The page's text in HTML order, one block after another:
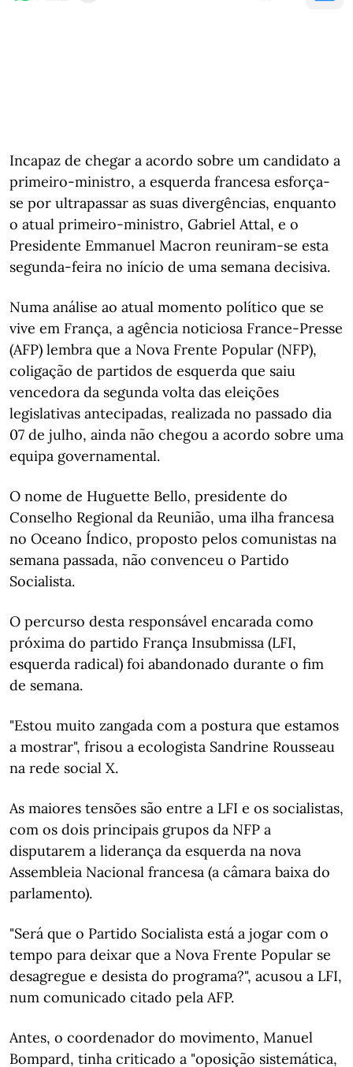
Incapaz de chegar a acordo sobre um candidato a
primeiro-ministro, a esquerda francesa esforça-
se por ultrapassar as suas divergências, enquanto
o atual primeiro-ministro, Gabriel Attal, e o
Presidente Emmanuel Macron reuniram-se esta
segunda-feira no início de uma semana decisiva.
Numa análise ao atual momento político que se
vive em França, a agência noticiosa France-Presse
(AFP) lembra que a Nova Frente Popular (NFP),
coligação de partidos de esquerda que saiu
vencedora da segunda volta das eleições
legislativas antecipadas, realizada no passado dia
07 de julho, ainda não chegou a acordo sobre uma
equipa governamental.
O nome de Huguette Bello, presidente do
Conselho Regional da Reunião, uma ilha francesa
no Oceano Índico, proposto pelos comunistas na
semana passada, não convenceu o Partido
Socialista.
O percurso desta responsável encarada como
próxima do partido França Insubmissa (LFI,
esquerda radical) foi abandonado durante o fim
de semana.
"Estou muito zangada com a postura que estamos
a mostrar", frisou a ecologista Sandrine Rousseau
na rede social X.
As maiores tensões são entre a LFI e os socialistas,
com os dois principais grupos da NFP a
disputarem a liderança da esquerda na nova
Assembleia Nacional francesa (a câmara baixa do
parlamento).
"Será que o Partido Socialista está a jogar com o
tempo para deixar que a Nova Frente Popular se
desagregue e desista do programa?", acusou a LFI,
num comunicado citado pela AFP.
Antes, o coordenador do movimento, Manuel
Bompard, tinha criticado a "oposição sistemática,